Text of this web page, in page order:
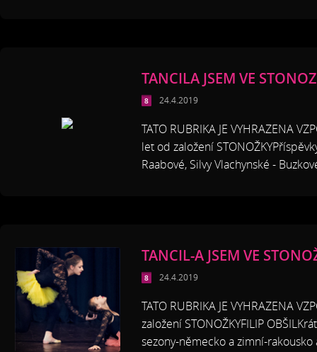
TANCILA JSEM VE
24.4.2019
TATO RUBRIKA JE VYHRAZENA
let od založení
Raabové, Silvy Vlachynské -
TANCIL-A JSEM VE
24.4.2019
TATO RUBRIKA JE VYHRAZENA
založení STONOŽKYFILIP
sezony-německo a zimní-